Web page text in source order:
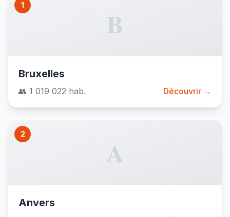
1
B
Bruxelles
👥 1 019 022 hab. Découvrir →
2
A
Anvers